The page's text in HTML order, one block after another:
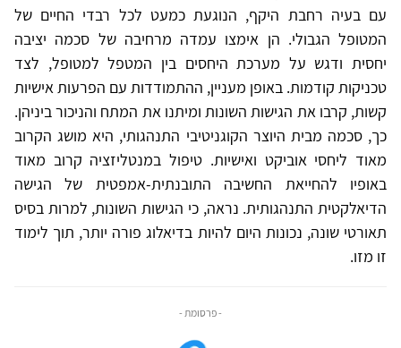
עם בעיה רחבת היקף, הנוגעת כמעט לכל רבדי החיים של
המטופל הגבולי. הן אימצו עמדה מרחיבה של סכמה יציבה
יחסית ודגש על מערכת היחסים בין המטפל למטופל, לצד
טכניקות קודמות. באופן מעניין, ההתמודדות עם הפרעות אישיות
קשות, קרבו את הגישות השונות ומיתנו את המתח והניכור ביניהן.
כך, סכמה מבית היוצר הקוגניטיבי התנהגותי, היא מושג הקרוב
מאוד ליחסי אוביקט ואישיות. טיפול במנטליזציה קרוב מאוד
באופיו להחייאת החשיבה התובנתית-אמפטית של הגישה
הדיאלקטית התנהגותית. נראה, כי הגישות השונות, למרות בסיס
תאורטי שונה, נכונות היום להיות בדיאלוג פורה יותר, תוך לימוד
זו מזו.
- פרסומת -